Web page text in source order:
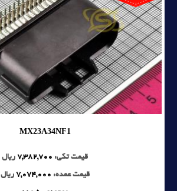
MX23A34NF1
قیمت تکی: 7,382,700 ریال
قیمت عمده: 7,074,000 ریال